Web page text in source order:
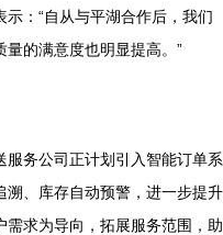
：“自从与平湖合作后，我们
的满意度也明显提高。”
务公司正计划引入智能订单系
、库存自动预警，进一步提升
求为导向，拓展服务范围，助